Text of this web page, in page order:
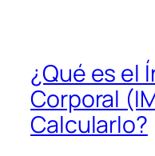
¿Qué es el
Corporal
Calcularlo?